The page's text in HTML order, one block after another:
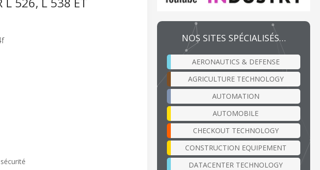
NOS SITES SPÉCIALISÉS…
AERONAUTICS & DEFENSE
AGRICULTURE TECHNOLOGY
AUTOMATION
AUTOMOBILE
CHECKOUT TECHNOLOGY
CONSTRUCTION EQUIPEMENT
DATACENTER TECHNOLOGY